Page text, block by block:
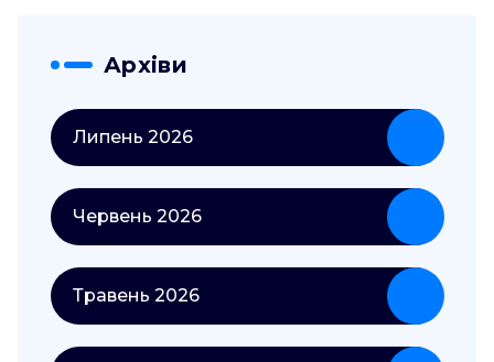
Архіви
Липень 2026
Червень 2026
Травень 2026